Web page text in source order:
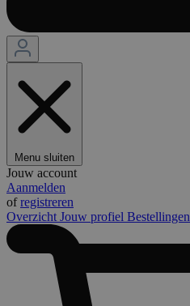
Menu sluiten
Jouw account
Aanmelden
ofregistreren
Overzicht Jouw profiel Bestellingen